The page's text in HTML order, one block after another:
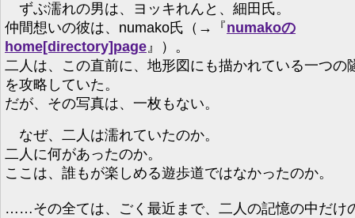
ずぶ濡れの男は、ヨッキれんと、細田氏。
仲間想いの彼は、numako氏（→『numakoの
home[directory]page』）。
二人は、この直前に、地形図にも描かれている一つの
を攻略していた。
だが、その写真は、一枚もない。
なぜ、二人は濡れていたのか。
二人に何があったのか。
ここは、誰もが楽しめる遊歩道ではなかったのか。
……その全ては、ごく最近まで、二人の記憶の中だけ